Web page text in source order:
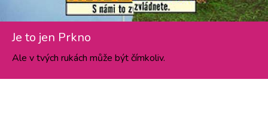
Je to jen Prkno
Ale v tvých rukách může být čímkoliv.